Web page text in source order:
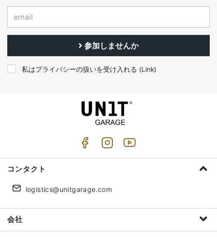
参加しませんか
私はプライバシーの扱いを受け入れる (Link)
コンタクト
logistics@unitgarage.com
会社